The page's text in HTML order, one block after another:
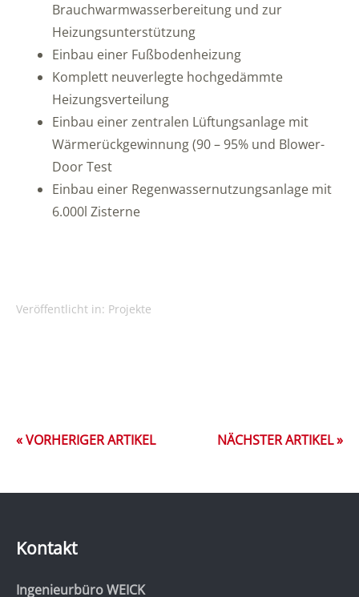
Brauchwarmwasserbereitung und zur
Heizungsunterstützung
Einbau einer Fußbodenheizung
Komplett neuverlegte hochgedämmte
Heizungsverteilung
Einbau einer zentralen Lüftungsanlage mit
Wärmerückgewinnung (90 – 95% und Blower-
Door Test
Einbau einer Regenwassernutzungsanlage mit
6.000l Zisterne
Veröffentlicht in: Projekte
NÄCHSTER ARTIKEL »
« VORHERIGER ARTIKEL
Kontakt
Ingenieurbüro WEICK